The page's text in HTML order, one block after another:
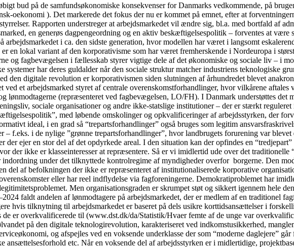
bud på de samfundsøkonomiske konsekvenser for Danmarks vedkommende, på
oekonomi ). Det markerede det fokus der nu er kommet på emnet, efter at
Rapporten understreger at arbejdsmarkedet vil ændre sig, bl.a. med bortfald af
en generøs dagpengeordning og en aktiv beskæftigelsespolitik – forventes at
i ca. den sidste generation, hvor modellen har været i langsomt
en lokal variant af den korporativisme som har været fremherskende i Nordeuropa i
og fagbevægelsen i fællesskab styrer vigtige dele af det økonomiske og sociale liv – i
systemer har deres guldalder når den sociale struktur matcher industriens teknologiske
den digitale revolution er korporativismen siden slutningen af århundredet blevet
ved et arbejdsmarked styret af centrale overenskomstforhandlinger, hvor vilkårene
lønmodtagerne (repræsenteret ved fagbevægelsen, LO/FH). I Danmark understøttes det
sociale organisationer og andre ikke-statslige institutioner – der er stærkt
med løbende omskolinger og opkvalificeringer af arbejdsstyrken, der
ideal, i en grad så “trepartsforhandlinger” også bruges som legitim
– f.eks. i de nylige ”grønne trepartsforhandlinger”, hvor landbrugets forurening var
der ejer en stor del af det opdyrkede areal. I den situation kan der opfindes en
der ikke er klasseinteresser at repræsentere. Så er vi imidlertid ude over det
under det tilknyttede kontrolregime af myndigheder overfor borgerne. Den
del af befolkningen der ikke er repræsenteret af institutionaliserede korporative
eller har reel indflydelse via fagforeningerne. Demokratiproblemet har
Men organisationsgraden er skrumpet støt og sikkert igennem hele
faldt andelen af lønmodtagere på arbejdsmarkedet, der er medlem af en traditionel
hvis tilknytning til arbejdsmarkedet er baseret på dels usikre korttidsansættelser i
er overkvalificerede til (www.dst.dk/da/Statistik/Hvaer femte af de unge var
på den digitale teknologirevolution, karakteriseret ved indkomstusikkerhed,
og afspejles ved en voksende underklasse der som “moderne daglejere”
ansættelsesforhold etc. Når en voksende del af arbejdsstyrken er i midlertidige,